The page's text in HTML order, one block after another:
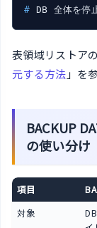
# DB 全体を停
表領域リストア
元する方法 」を
BACKUP
の使い分け
項目
対象